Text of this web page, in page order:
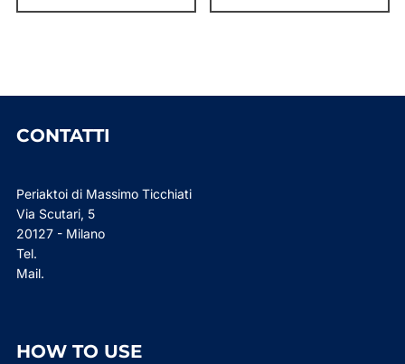
CONTATTI
Periaktoi di Massimo Ticchiati
Via Scutari, 5
20127 - Milano
Tel.
Mail.
HOW TO USE